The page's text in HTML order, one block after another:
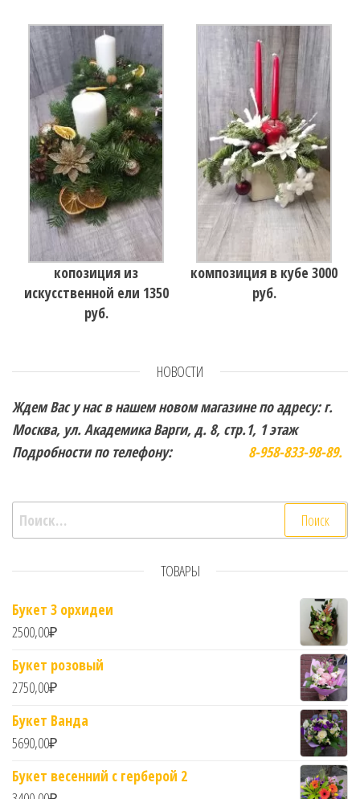
копозиция из
искусственной ели 1350
руб.
композиция в кубе 3000
руб.
НОВОСТИ
Ждем Вас у нас в нашем новом магазине по адресу: г.
Москва, ул. Академика Варги, д. 8, стр.1, 1 этаж
Подробности по телефону:
8-958-833-98-89.
Найти:
ТОВАРЫ
Букет 3 орхидеи
2500,00₽
Букет розовый
2750,00₽
Букет Ванда
5690,00₽
Букет весенний с герберой 2